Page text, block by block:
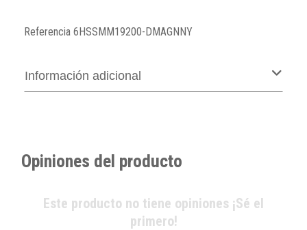
Referencia 6HSSMM19200-DMAGNNY
Información adicional
Opiniones del producto
Este producto no tiene opiniones ¡Sé el
primero!